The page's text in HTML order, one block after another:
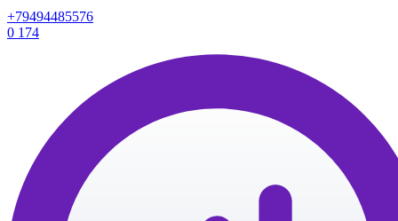
+79494485576
0 174